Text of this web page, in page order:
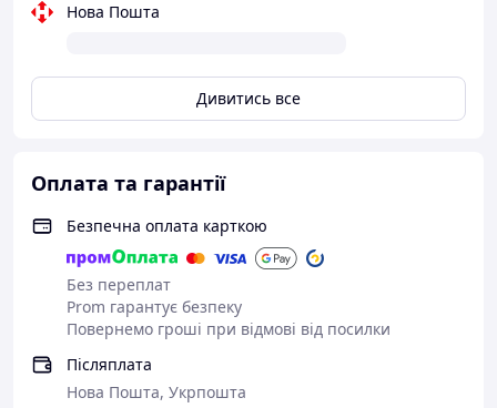
Нова Пошта
Дивитись все
Оплата та гарантії
Безпечна оплата карткою
Без переплат
Prom гарантує безпеку
Повернемо гроші при відмові від посилки
Післяплата
Нова Пошта, Укрпошта